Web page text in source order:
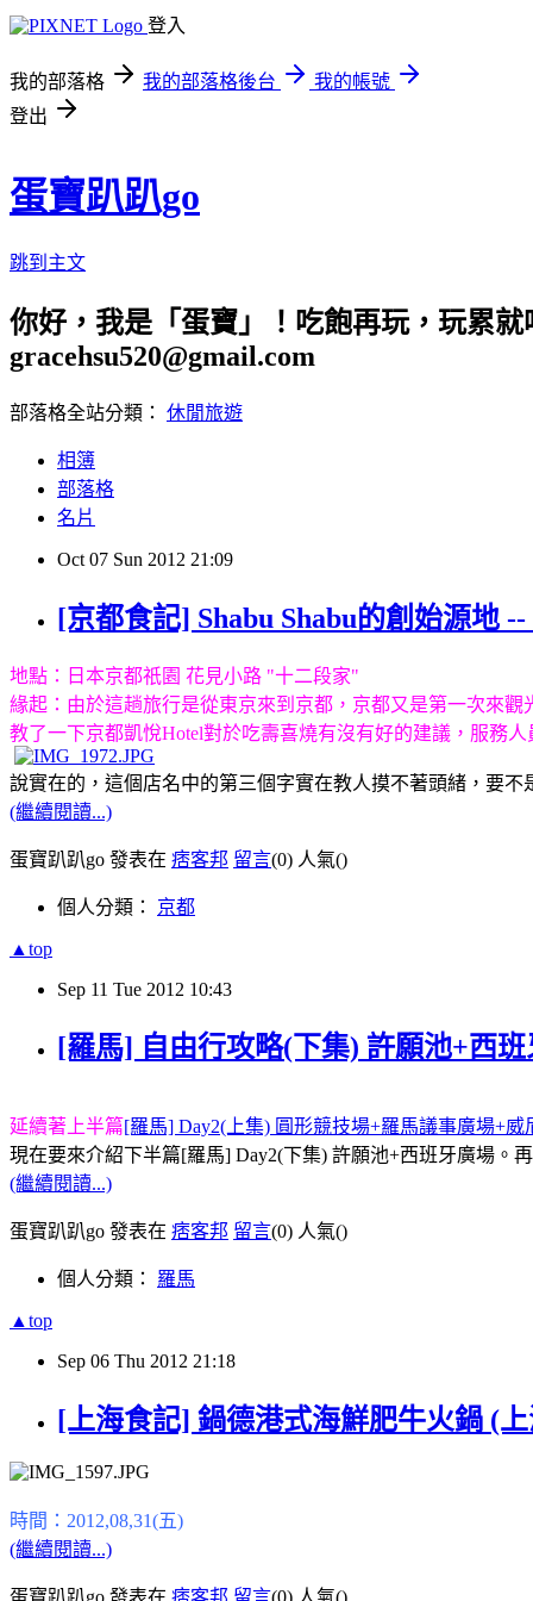
登入
我的部落格 我的部落格後台
我的帳號
登出
蛋寶趴趴go
跳到主文
你好，我是「蛋寶」！吃飽再玩，玩累
gracehsu520@gmail.com
部落格全站分類： 休閒旅遊
相簿
部落格
名片
Oct 07 Sun 2012 21:09
[京都食記] Shabu Shabu的創始源地
地點：日本京都祇園 花見小路 "十二段家"
緣起：由於這趟旅行是從東京來到京都，京都又是第一次來
教了一下京都凱悅Hotel對於吃壽喜燒有沒有好的建議，服務
說實在的，這個店名中的第三個字實在教人摸不著頭緒 ，要
(繼續閱讀...)
蛋寶趴趴go 發表在 痞客邦 留言(0) 人氣()
個人分類： 京都
▲top
Sep 11 Tue 2012 10:43
[羅馬] 自由行攻略(下集) 許願池+西
延續著上半篇[羅馬] Day2(上集) 圓形競技場+羅馬議事廣場+
現在要來介紹下半篇[羅馬] Day2(下集) 許願池+西班牙廣場。
(繼續閱讀...)
蛋寶趴趴go 發表在 痞客邦 留言(0) 人氣()
個人分類： 羅馬
▲top
Sep 06 Thu 2012 21:18
[上海食記] 鍋德港式海鮮肥牛火鍋 (
時間：2012,08,31(五)
(繼續閱讀...)